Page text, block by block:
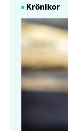
Krönikor